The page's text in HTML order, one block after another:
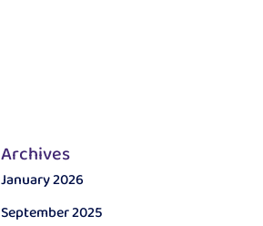
Archives
January 2026
September 2025